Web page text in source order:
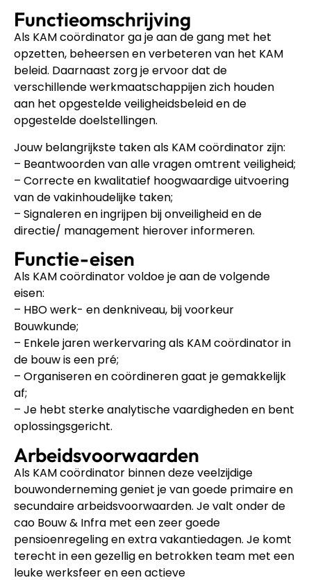
Functieomschrijving
Als KAM coördinator ga je aan de gang met het
opzetten, beheersen en verbeteren van het KAM
beleid. Daarnaast zorg je ervoor dat de
verschillende werkmaatschappijen zich houden
aan het opgestelde veiligheidsbeleid en de
opgestelde doelstellingen.
Jouw belangrijkste taken als KAM coördinator zijn:
– Beantwoorden van alle vragen omtrent veiligheid;
– Correcte en kwalitatief hoogwaardige uitvoering
van de vakinhoudelijke taken;
– Signaleren en ingrijpen bij onveiligheid en de
directie/ management hierover informeren.
Functie-eisen
Als KAM coördinator voldoe je aan de volgende
eisen:
– HBO werk- en denkniveau, bij voorkeur
Bouwkunde;
– Enkele jaren werkervaring als KAM coördinator in
de bouw is een pré;
– Organiseren en coördineren gaat je gemakkelijk
af;
– Je hebt sterke analytische vaardigheden en bent
oplossingsgericht.
Arbeidsvoorwaarden
Als KAM coördinator binnen deze veelzijdige
bouwonderneming geniet je van goede primaire en
secundaire arbeidsvoorwaarden. Je valt onder de
cao Bouw & Infra met een zeer goede
pensioenregeling en extra vakantiedagen. Je komt
terecht in een gezellig en betrokken team met een
leuke werksfeer en een actieve